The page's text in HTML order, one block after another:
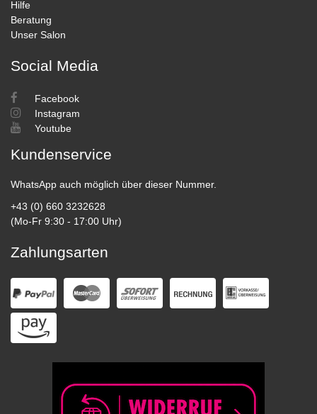
Hilfe
Beratung
Unser Salon
Social Media
Facebook
Instagram
Youtube
Kundenservice
WhatsApp auch möglich über dieser Nummer.
+43 (0) 660 3232628
(Mo-Fr 9:30 - 17:00 Uhr)
Zahlungsarten